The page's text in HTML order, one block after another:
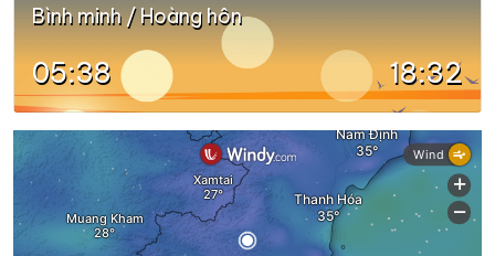
Bình minh / Hoàng hôn
05:38 18:32